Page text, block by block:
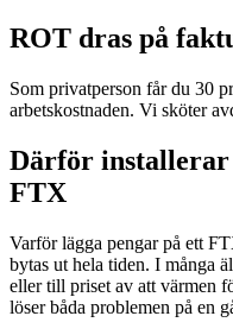
ROT dras på
Som privatperson får du 30
arbetskostnaden. Vi sköter
Därför installerar
FTX
Varför lägga pengar på ett
bytas ut hela tiden. I många
eller till priset av att värmen
löser båda problemen på en